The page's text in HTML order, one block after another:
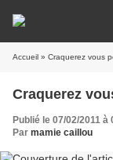
Accueil » Craquerez vous
Craquerez
Publié le 07/02/2011 à
Par mamie caillou